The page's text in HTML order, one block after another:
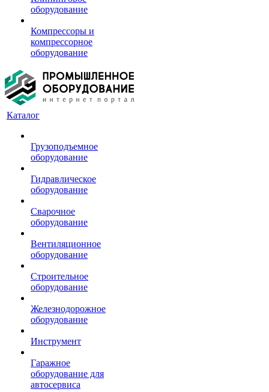
оборудование
Компрессоры и
компрессорное
оборудование
Каталог
Грузоподъемное
оборудование
Гидравлическое
оборудование
Сварочное
оборудование
Вентиляционное
оборудование
Строительное
оборудование
Железнодорожное
оборудование
Инструмент
Гаражное
оборудование для
автосервиса